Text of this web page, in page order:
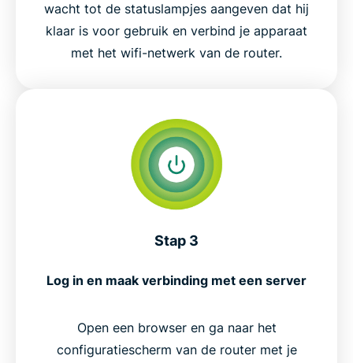
wacht tot de statuslampjes aangeven dat hij
klaar is voor gebruik en verbind je apparaat
met het wifi-netwerk van de router.
Stap 3
Log in en maak verbinding met een server
Open een browser en ga naar het
configuratiescherm van de router met je